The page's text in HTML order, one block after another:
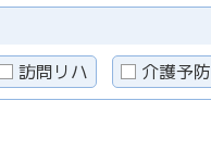
訪問リハ 介護予防